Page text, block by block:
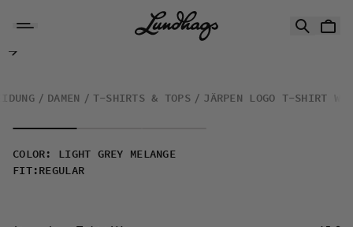
Järpen Logo T-shirt W
DAMEN T-SHIRTS & TOPS JÄRPEN LOGO T-SHIRT W
COLOR :
LIGHT GREY MELANGE
FIT: REGULAR